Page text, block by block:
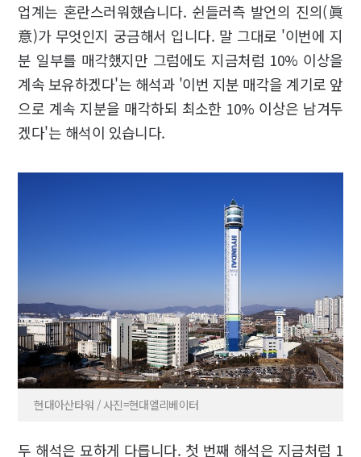
업계는 혼란스러워했습니다. 쉰들러측 발언의 진의(眞
意)가 무엇인지 궁금해서 입니다. 말 그대로 '이번에 지
분 일부를 매각했지만 그럼에도 지금처럼 10% 이상을
계속 보유하겠다'는 해석과 '이번 지분 매각을 계기로 앞
으로 계속 지분을 매각하되 최소한 10% 이상은 남겨두
겠다'는 해석이 있습니다.
현대아산타워 / 사진=현대엘리베이터
두 해석은 묘하게 다릅니다. 첫 번째 해석은 지금처럼 1